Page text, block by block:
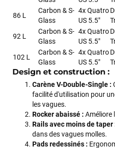
86 L
Carbon & S-
Glass
4x Quatro
US 5.5"
92 L
Carbon & S-
Glass
4x Quatro
US 5.5"
102 L
Carbon & S-
Glass
4x Quatro
US 5.5"
Design et construction :
Carène V-Double-Single :
facilité d'utilisation pour
les vagues.
Rocker abaissé : Améliore
Rails avec moins de taper
dans des vagues molles.
Pads redessinés :